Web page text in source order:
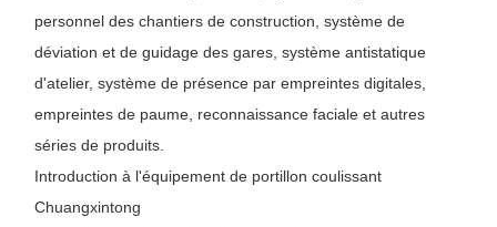
personnel des chantiers de construction, système de
déviation et de guidage des gares, système antistatique
d'atelier, système de présence par empreintes digitales,
empreintes de paume, reconnaissance faciale et autres
séries de produits.
Introduction à l'équipement de portillon coulissant
Chuangxintong